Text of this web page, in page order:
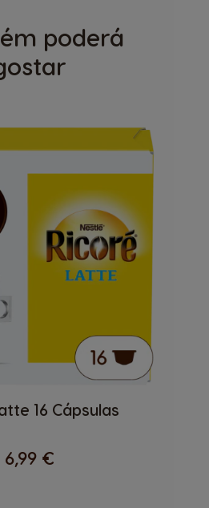
poderá
16 Cápsulas
6,99 €